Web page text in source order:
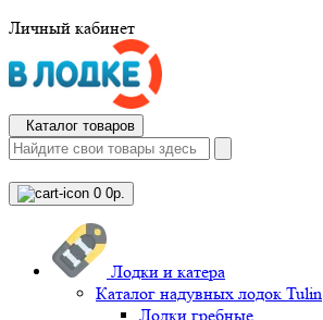
Личный кабинет
Каталог товаров
0 0р.
Лодки и катера
Каталог надувных лодок Tulin
Лодки гребные